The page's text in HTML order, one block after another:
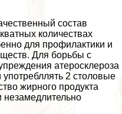
состав
количествах
для профилактики и
Для борьбы с
атеросклероза
2 столовые
жирного продукта
незамедлительно